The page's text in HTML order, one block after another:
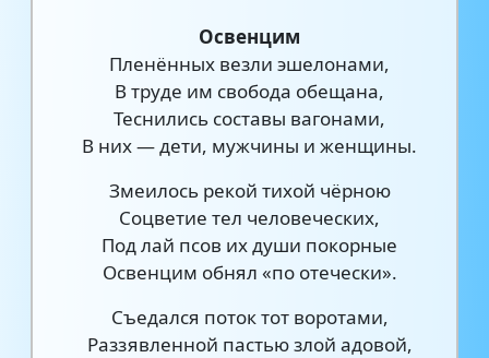
Освенцим
Пленённых везли эшелонами,
В труде им свобода обещана,
Теснились составы вагонами,
В них — дети, мужчины и женщины.
Змеилось рекой тихой чёрною
Соцветие тел человеческих,
Под лай псов их души покорные
Освенцим обнял «по отечески».
Съедался поток тот воротами,
Раззявленной пастью злой адовой,